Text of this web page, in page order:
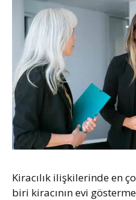
Kiracılık ilişkilerinde en
biri kiracının evi